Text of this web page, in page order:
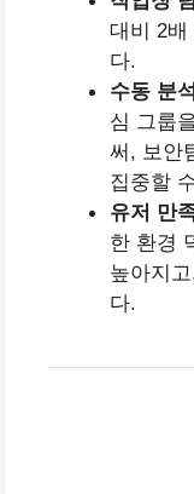
대비 2배
다.
수동 분
심 그룹
써, 보안
집중할
유저 만
한 환경
높아지
다.